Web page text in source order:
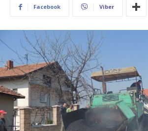
Facebook Viber